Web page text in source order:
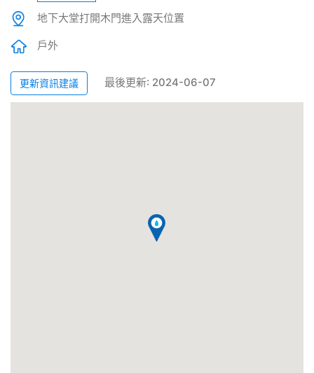
地下大堂打開木門進入露天位置
戶外
更新資訊建議 最後更新: 2024-06-07